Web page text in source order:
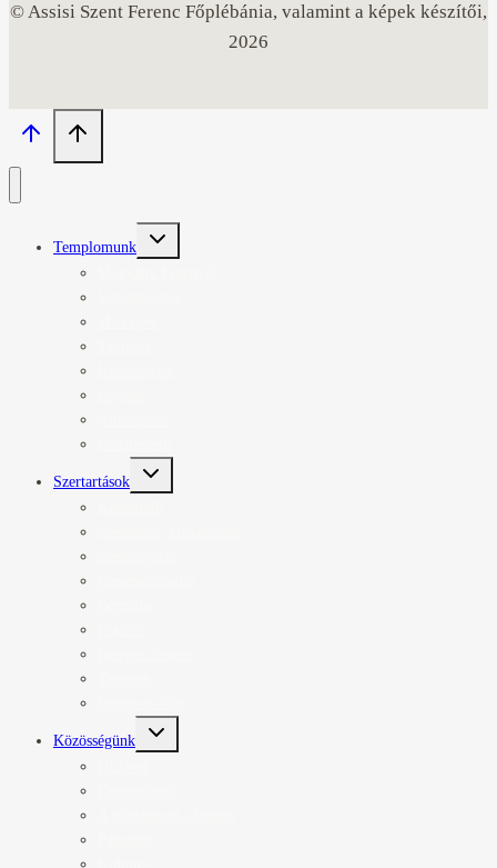
© Assisi Szent Ferenc Főplébánia, valamint a képek készítői,
2026
Templomunk
Toggle
child
Szertartások
Toggle
child
Közösségünk
Toggle
child